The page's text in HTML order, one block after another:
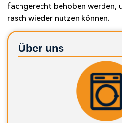
fachgerecht behoben werden,
rasch wieder nutzen können.
Über uns